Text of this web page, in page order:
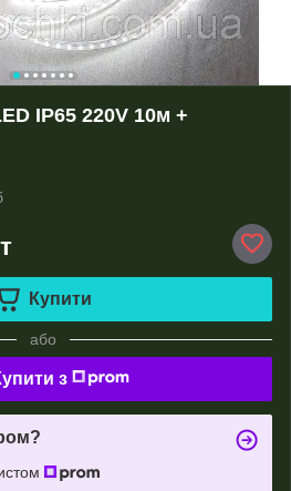
IP65 220V 10м +
Купити
або
з